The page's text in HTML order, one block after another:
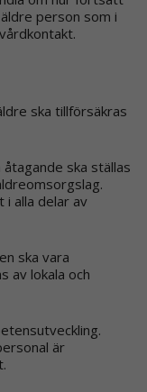
person som i
ska tillförsäkras
ska ställas
i alla delar av
ska vara
av lokala och
är